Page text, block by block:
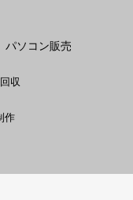
ソコン販売
収
作